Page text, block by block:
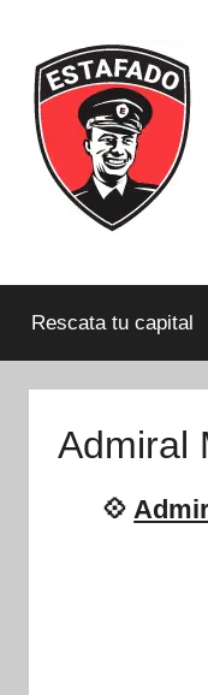
contenido
estafadas
que
historia
Rescata tu capital
Admiral
💠